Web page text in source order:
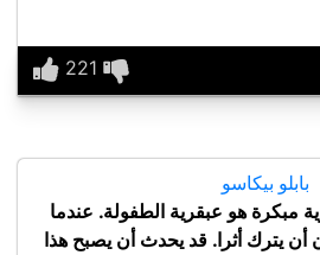
بابلو بيكاسو
مبكرة هو عبقرية الطفولة. عندما
يترك أثرا. قد يحدث أن يصبح هذا